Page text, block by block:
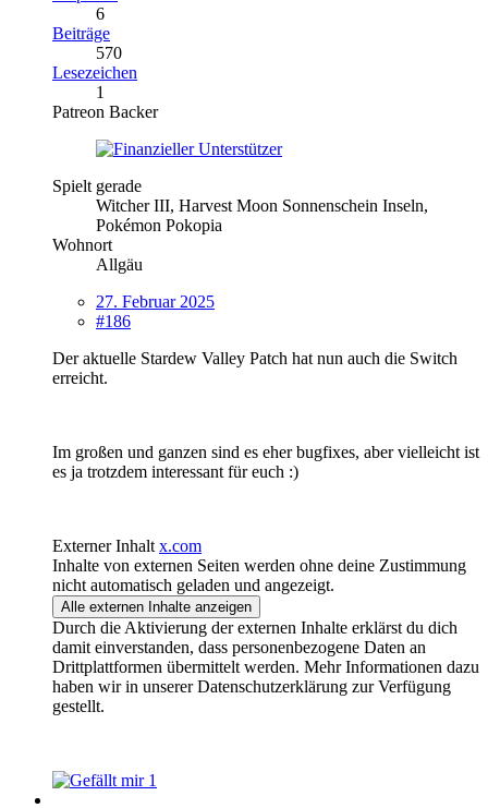
6
Beiträge
570
Lesezeichen
1
Patreon Backer
Spielt gerade
Witcher III, Harvest Moon Sonnenschein Inseln,
Pokémon Pokopia
Wohnort
Allgäu
27. Februar 2025
#186
Der aktuelle Stardew Valley Patch hat nun auch die Switch
erreicht.
Im großen und ganzen sind es eher bugfixes, aber vielleicht ist
es ja trotzdem interessant für euch :)
Externer Inhalt x.com
Inhalte von externen Seiten werden ohne deine Zustimmung
nicht automatisch geladen und angezeigt.
Alle externen Inhalte anzeigen
Durch die Aktivierung der externen Inhalte erklärst du dich
damit einverstanden, dass personenbezogene Daten an
Drittplattformen übermittelt werden. Mehr Informationen dazu
haben wir in unserer Datenschutzerklärung zur Verfügung
gestellt.
1